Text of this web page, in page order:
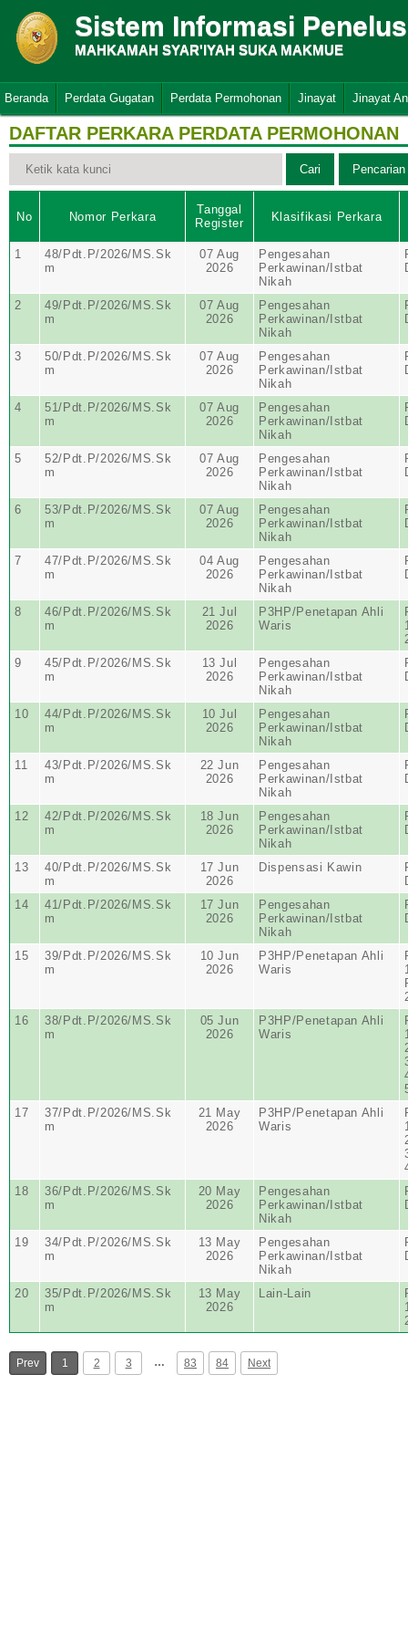
Sistem Informasi
MAHKAMAH SYAR'IYAH SUKA MAKMUE
Beranda Perdata Gugatan Perdata Permohonan Jinayat Jinayat
DAFTAR PERKARA PERDATA PERMOHONAN
No Nomor Perkara
Tanggal
Register
Klasifikasi Perkara
1
48/Pdt.P/2026/MS.Sk
m
07 Aug
2026
Pengesahan
Perkawinan/Istbat
Nikah
2
49/Pdt.P/2026/MS.Sk
m
07 Aug
2026
Pengesahan
Perkawinan/Istbat
Nikah
3
50/Pdt.P/2026/MS.Sk
m
07 Aug
2026
Pengesahan
Perkawinan/Istbat
Nikah
4
51/Pdt.P/2026/MS.Sk
m
07 Aug
2026
Pengesahan
Perkawinan/Istbat
Nikah
5
52/Pdt.P/2026/MS.Sk
m
07 Aug
2026
Pengesahan
Perkawinan/Istbat
Nikah
6
53/Pdt.P/2026/MS.Sk
m
07 Aug
2026
Pengesahan
Perkawinan/Istbat
Nikah
7
47/Pdt.P/2026/MS.Sk
m
04 Aug
2026
Pengesahan
Perkawinan/Istbat
Nikah
8
46/Pdt.P/2026/MS.Sk
m
21 Jul
2026
P3HP/Penetapan Ahli
Waris
9
45/Pdt.P/2026/MS.Sk
m
13 Jul
2026
Pengesahan
Perkawinan/Istbat
Nikah
10
44/Pdt.P/2026/MS.Sk
m
10 Jul
2026
Pengesahan
Perkawinan/Istbat
Nikah
11
43/Pdt.P/2026/MS.Sk
m
22 Jun
2026
Pengesahan
Perkawinan/Istbat
Nikah
12
42/Pdt.P/2026/MS.Sk
m
18 Jun
2026
Pengesahan
Perkawinan/Istbat
Nikah
13
40/Pdt.P/2026/MS.Sk
m
17 Jun
2026
Dispensasi Kawin
14
41/Pdt.P/2026/MS.Sk
m
17 Jun
2026
Pengesahan
Perkawinan/Istbat
Nikah
15
39/Pdt.P/2026/MS.Sk
m
10 Jun
2026
P3HP/Penetapan Ahli
Waris
16
38/Pdt.P/2026/MS.Sk
m
05 Jun
2026
P3HP/Penetapan Ahli
Waris
17
37/Pdt.P/2026/MS.Sk
m
21 May
2026
P3HP/Penetapan Ahli
Waris
18
36/Pdt.P/2026/MS.Sk
m
20 May
2026
Pengesahan
Perkawinan/Istbat
Nikah
19
34/Pdt.P/2026/MS.Sk
m
13 May
2026
Pengesahan
Perkawinan/Istbat
Nikah
20
35/Pdt.P/2026/MS.Sk
m
13 May
2026
Lain-Lain
Prev 1 2 3 … 83 84 Next